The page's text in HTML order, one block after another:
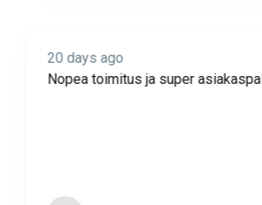
20 days ago
Nopea toimitus ja super